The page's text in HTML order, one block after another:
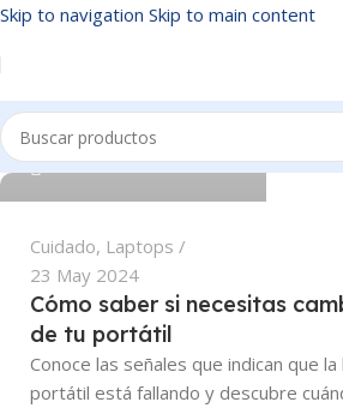
Skip to navigation Skip to main content
0
Cuidado, Laptops
23 May 2024
Cómo saber si necesitas
de tu portátil
Conoce las señales que indican que
portátil está fallando y descubre
osuna.edwin@adtiva.co